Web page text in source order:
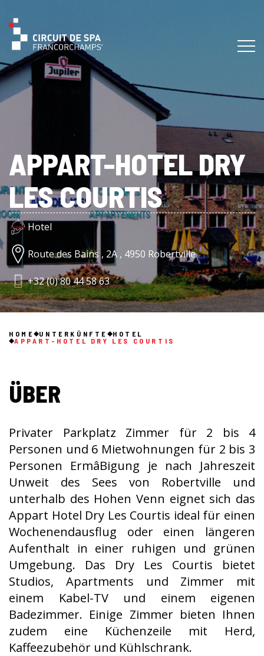
APPART-HOTEL DRY
LES COURTIS
Hotel
Route des Bains , 2A , 4950 Robertville
+32 (0) 80 44 58 63
HOME UNTERKÜNFTE
HOTEL
APPART-HOTEL DRY LES COURTIS
ÜBER
Privater Parkplatz Zimmer für 2 bis 4
Personen und 6 Mietwohnungen für 2 bis 3
Personen ErmâBigung je nach Jahreszeit
Unweit des Sees von Robertville und
unterhalb des Hohen Venn eignet sich das
Appart Hotel Dry Les Courtis ideal für einen
Wochenendausflug oder einen längeren
Aufenthalt in einer ruhigen und grünen
Umgebung. Das Dry Les Courtis bietet
Studios, Apartments und Zimmer mit
einem Kabel-TV und einem eigenen
Badezimmer. Einige Zimmer bieten Ihnen
zudem eine Küchenzeile mit Herd,
Kaffeezubehör und Kühlschrank.